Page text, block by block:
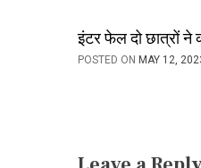
g
इंटर फेल दो छात्रों ने
POSTED ON MAY 12,